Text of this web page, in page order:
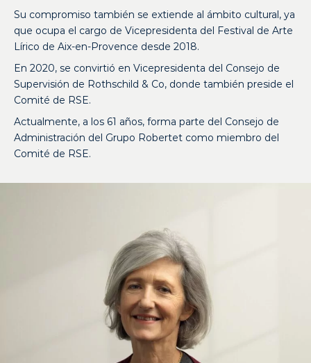
Su compromiso también se extiende al ámbito cultural, ya
que ocupa el cargo de Vicepresidenta del Festival de Arte
Lírico de Aix-en-Provence desde 2018.
En 2020, se convirtió en Vicepresidenta del Consejo de
Supervisión de Rothschild & Co, donde también preside el
Comité de RSE.
Actualmente, a los 61 años, forma parte del Consejo de
Administración del Grupo Robertet como miembro del
Comité de RSE.